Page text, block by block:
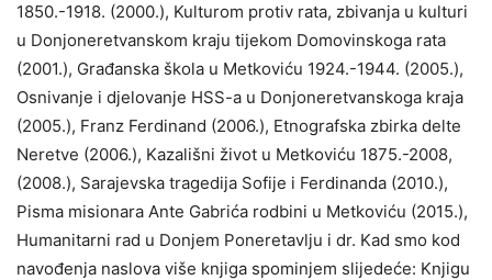
1850.-1918. (2000.), Kulturom protiv rata, zbivanja u kulturi
u Donjoneretvanskom kraju tijekom Domovinskoga rata
(2001.), Građanska škola u Metkoviću 1924.-1944. (2005.),
Osnivanje i djelovanje HSS-a u Donjoneretvanskoga kraja
(2005.), Franz Ferdinand (2006.), Etnografska zbirka delte
Neretve (2006.), Kazališni život u Metkoviću 1875.-2008,
(2008.), Sarajevska tragedija Sofije i Ferdinanda (2010.),
Pisma misionara Ante Gabrića rodbini u Metkoviću (2015.),
Humanitarni rad u Donjem Poneretavlju i dr. Kad smo kod
navođenja naslova više knjiga spominjem slijedeće: Knjigu